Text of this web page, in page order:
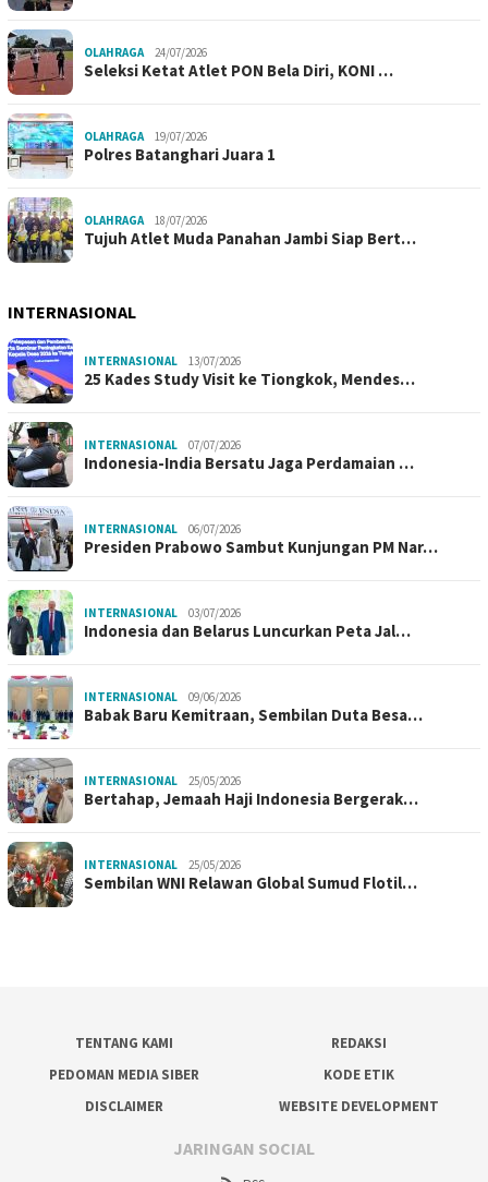
OLAHRAGA 24/07/2026
Seleksi Ketat Atlet PON Bela Diri, KONI …
OLAHRAGA 19/07/2026
Polres Batanghari Juara 1
OLAHRAGA 18/07/2026
Tujuh Atlet Muda Panahan Jambi Siap Bert…
INTERNASIONAL
INTERNASIONAL 13/07/2026
25 Kades Study Visit ke Tiongkok, Mendes…
INTERNASIONAL 07/07/2026
Indonesia-India Bersatu Jaga Perdamaian …
INTERNASIONAL 06/07/2026
Presiden Prabowo Sambut Kunjungan PM Nar…
INTERNASIONAL 03/07/2026
Indonesia dan Belarus Luncurkan Peta Jal…
INTERNASIONAL 09/06/2026
Babak Baru Kemitraan, Sembilan Duta Besa…
INTERNASIONAL 25/05/2026
Bertahap, Jemaah Haji Indonesia Bergerak…
INTERNASIONAL 25/05/2026
Sembilan WNI Relawan Global Sumud Flotil…
TENTANG KAMI
REDAKSI
PEDOMAN MEDIA SIBER
KODE ETIK
DISCLAIMER
WEBSITE DEVELOPMENT
JARINGAN SOCIAL